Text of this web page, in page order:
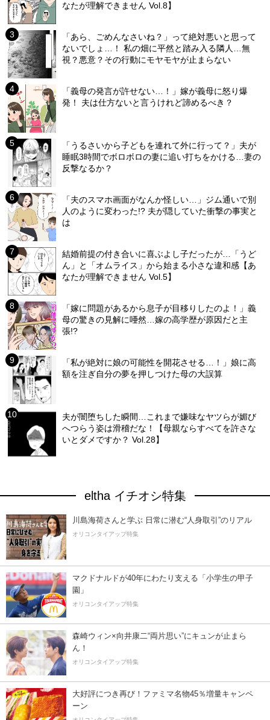
なたが理解できません Vol.8】
「あら、ごめんなさいね？」って絶対悪いと思って
ないでしょ…！ 私の畑に平然と踏み入る隣人…無
視？悪意？その行動にモヤモヤが止まらない
「義母の発言が許せない…！」嫁が義母に怒り爆
発！ 夫は仕方ないと言うけれど諦めるべき？
「うるさいから子どもを連れて外に行って？」夫が
睡眠3時間でボロボロの妻に追い打ちをかける…妻の
反撃なるか？
「夫のスマホ画面がなんか怪しい…」ジム通いで別
人のように変わった!? 夫が隠していた衝撃の事実と
は
結婚前提の付き合いに喜ぶよし子だったが…「うど
ん」と「オムライス」から始まる小さな違和感【あ
なたが理解できません Vol.5】
「嫁に問題があるから息子が目移りしたのよ！」義
母の驚きの見解に唖然…嫁の高学歴が原因だと主
張!?
「私が絶対に娘の可能性を開花させる…！」娘に高
額を注ぎ自分の夢を押しつけた母の大誤算
夫が闇堕ちした瞬間…これまで嫌味なヤツらが媚び
へつらう姿は滑稽だな！【母親ならすべてを許さな
いとダメですか？ Vol.28】
eltha イチオシ特集
川島海荷さんと学ぶ 日常に潜む“人身取引”のリアル
オリコンタイアップ特集
マクドナルドが40年にわたり支える「小学生の甲子
園」
オリコンタイアップ特集
森崎ウィン×向井康二“両片思い”にキュンが止まら
ん！
オリコンタイアップ特集
大好評につき再び！ファミマ名物45％増量キャンペ
ーン